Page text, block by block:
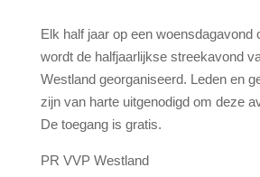
Elk half jaar op een woensdagavond
wordt de halfjaarlijkse streekavond
Westland georganiseerd. Leden en
zijn van harte uitgenodigd om deze
De toegang is gratis.
PR VVP Westland